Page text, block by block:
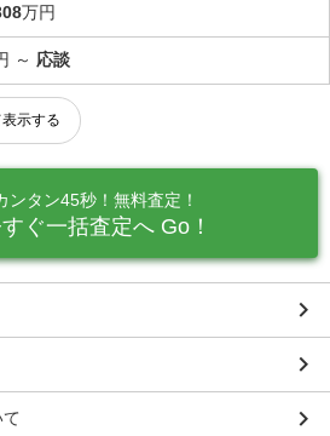
万円
～ 応談
示する
ンタン45秒！無料査定！
ぐ一括査定へ Go！
keyboard_arrow_right
keyboard_arrow_right
keyboard_arrow_right